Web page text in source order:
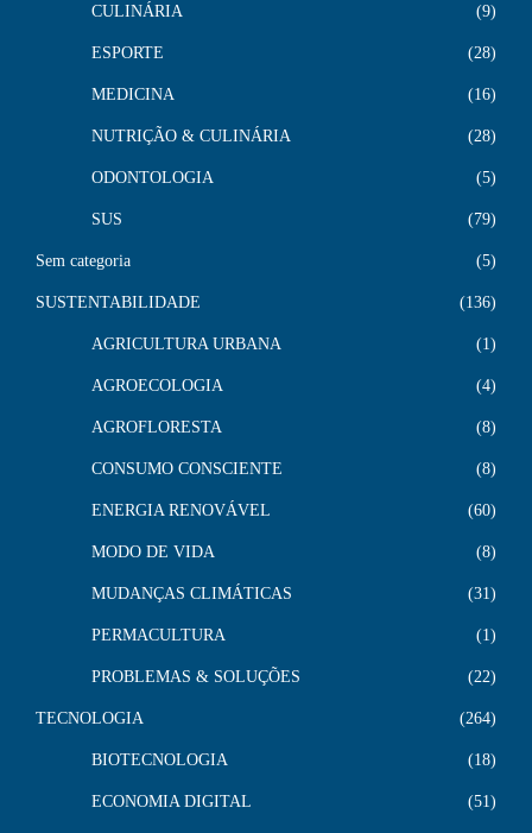
CULINÁRIA 9
ESPORTE 28
MEDICINA 16
NUTRIÇÃO & CULINÁRIA 28
ODONTOLOGIA 5
SUS 79
Sem categoria 5
SUSTENTABILIDADE 136
AGRICULTURA URBANA 1
AGROECOLOGIA 4
AGROFLORESTA 8
CONSUMO CONSCIENTE 8
ENERGIA RENOVÁVEL 60
MODO DE VIDA 8
MUDANÇAS CLIMÁTICAS 31
PERMACULTURA 1
PROBLEMAS & SOLUÇÕES 22
TECNOLOGIA 264
BIOTECNOLOGIA 18
ECONOMIA DIGITAL 51